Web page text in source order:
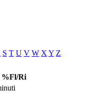
S T U V W X Y Z
%Fl/Ri